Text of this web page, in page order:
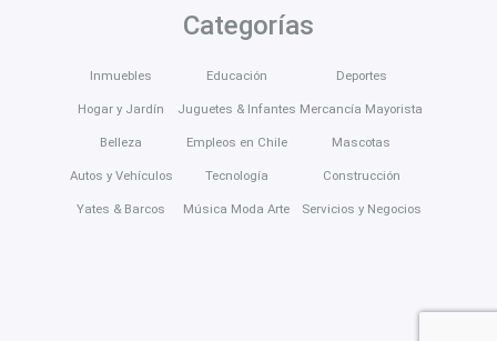
Categorías
Inmuebles
Hogar y Jardín
Belleza
Autos y Vehículos
Yates & Barcos
Educación
Juguetes & Infantes
Empleos en Chile
Tecnología
Música Moda Arte
Deportes
Mercancía Mayorista
Mascotas
Construcción
Servicios y Negocios